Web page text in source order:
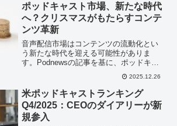
ポッドキャスト市場、新たな時代
へ？クリスマスがもたらすコンテ
ンツ革新
音声配信市場はコンテンツの流動化とい
う新たな時代を迎える可能性がありま
す。Podnewsの記事を基に、ポッドキャ
スト市場の動向、技術革新、今後の展開
2025.12.26
米ポッドキャストランキング
Q4/2025：CEOのダイアリーが新
規参入